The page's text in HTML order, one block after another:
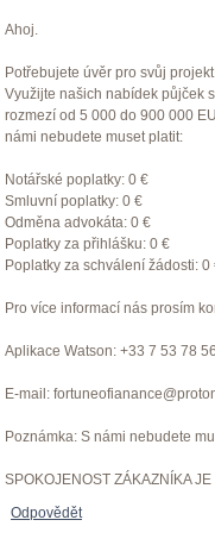
Ahoj.
Potřebujete úvěr pro svůj
Využijte našich nabídek půjček
rozmezí od 5 000 do 900 000
námi nebudete muset platit:
Notářské poplatky: 0 €
Smluvní poplatky: 0 €
Odměna advokáta: 0 €
Poplatky za přihlášku: 0 €
Poplatky za schválení žádosti: 0
Pro více informací nás prosím
Aplikace Watson: +33 7 53 78
E-mail:
Poznámka: S námi nebudete
SPOKOJENOST ZÁKAZNÍKA
Odpovědět